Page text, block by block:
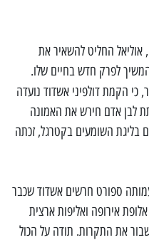
החליט להשאיר את
לפרק חדש בחיים שלו.
כי הקמת דולפיני אשדוד נועדה
לבן אדם חירש את האמונה
בליגת השומעים בקטרגל, זכתה
ספורט חרשים אשדוד שכבר
סגנות אלופת אירופה ואליפות ארצית
את התקרות. תודה על הכול